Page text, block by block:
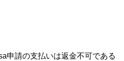
申請の支払いは返金不可である